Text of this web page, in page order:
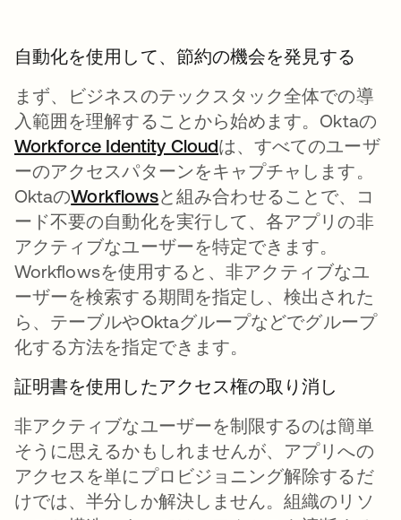
自動化を使用して、節約の機会を発見する
まず、ビジネスのテックスタック全体での導
入範囲を理解することから始めます。Oktaの
Workforce Identity Cloud新しいタブで開く
は、すべてのユーザ
ーのアクセスパターンをキャプチャします。
OktaのWorkflowsと組み合わせることで、コ
ード不要の自動化を実行して、各アプリの非
アクティブなユーザーを特定できます。
Workflowsを使用すると、非アクティブなユ
ーザーを検索する期間を指定し、検出された
ら、テーブルやOktaグループなどでグループ
化する方法を指定できます。
証明書を使用したアクセス権の取り消し
非アクティブなユーザーを制限するのは簡単
そうに思えるかもしれませんが、アプリへの
アクセスを単にプロビジョニング解除するだ
けでは、半分しか解決しません。組織のリソ